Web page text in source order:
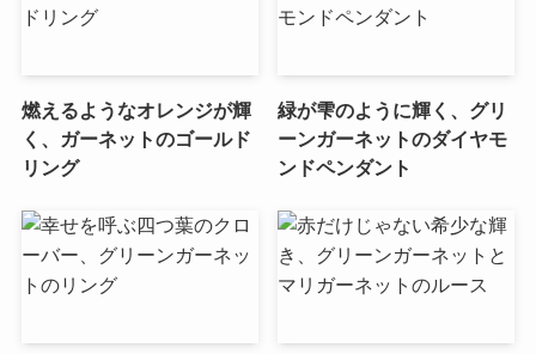
燃えるようなオレンジが輝
く、ガーネットのゴールド
リング
緑が雫のように輝く、グリ
ーンガーネットのダイヤモ
ンドペンダント